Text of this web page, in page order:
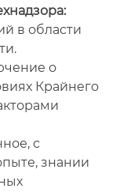
в области
о
Крайнего
с
знании